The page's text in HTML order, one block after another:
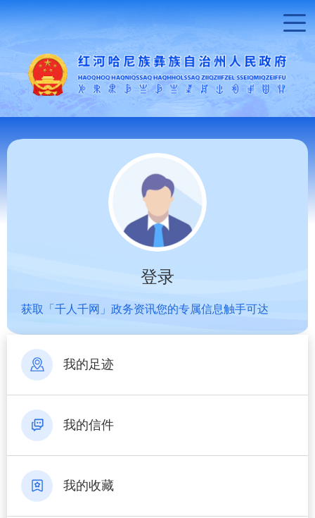
登录
获取「千人千网」政务资讯您的专属信息触手可达
我的足迹
我的信件
我的收藏